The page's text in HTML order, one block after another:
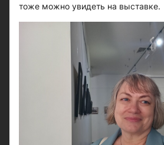
тоже можно увидеть на выставке.